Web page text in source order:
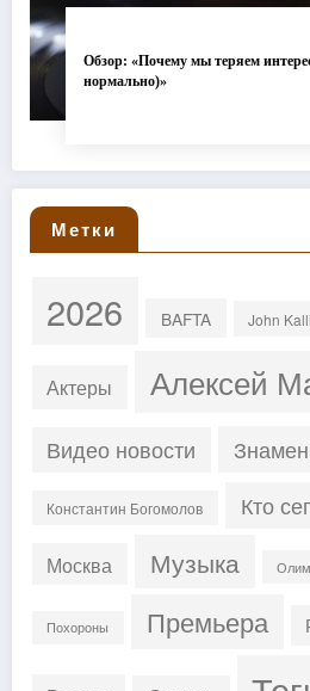
Обзор: «Почему мы теряем
нормально)»
Метки
2026 BAFTA John
Актеры Алексей
Видео новости
Константин Богомолов Кто
Москва Музыка
Похороны Премьера